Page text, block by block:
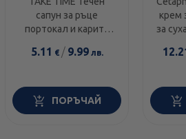
сапун за ръце
портокал и карите
5.11 € / 9.99лв.
ПОРЪЧАЙ
крем
за